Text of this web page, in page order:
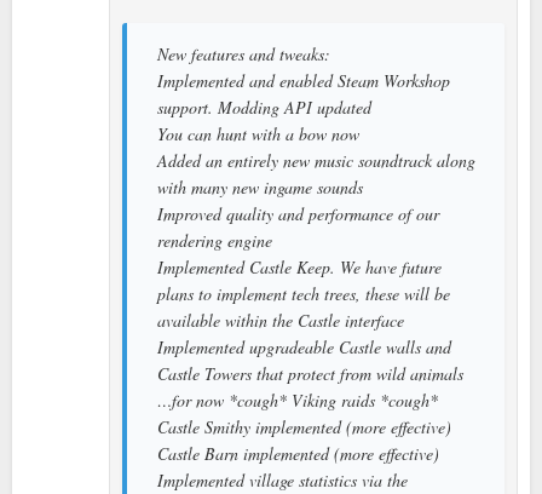
New features and tweaks:
Implemented and enabled Steam Workshop
support. Modding API updated
You can hunt with a bow now
Added an entirely new music soundtrack along
with many new ingame sounds
Improved quality and performance of our
rendering engine
Implemented Castle Keep. We have future
plans to implement tech trees, these will be
available within the Castle interface
Implemented upgradeable Castle walls and
Castle Towers that protect from wild animals
…for now *cough* Viking raids *cough*
Castle Smithy implemented (more effective)
Castle Barn implemented (more effective)
Implemented village statistics via the